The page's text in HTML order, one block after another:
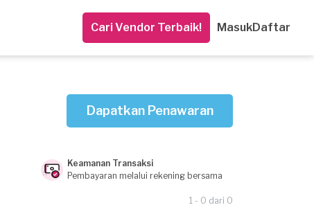
Cari Vendor Terbaik! MasukDaftar
Dapatkan Penawaran
Keamanan Transaksi
Pembayaran melalui rekening bersama
1 - 0 dari 0